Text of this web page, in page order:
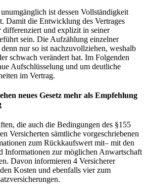
ist dessen Vollständigkeit
Damit die Entwicklung des Vertrages
differenziert und explizit in seiner
sein. Die Aufzählung einzelner
nur so ist nachzuvollziehen, weshalb
schwach verändert hat. Im Folgenden
Aufschlüsselung und um deutliche
im Vertrag.
neues Gesetz mehr als Empfehlung
die auch die Bedingungen des §155
Versicherten sämtliche vorgeschriebenen
zum Rückkaufswert mit– mit den
Informationen zur möglichen Anwartschaft
Davon informieren 4 Versicherer
Kosten und ebenfalls vier zum